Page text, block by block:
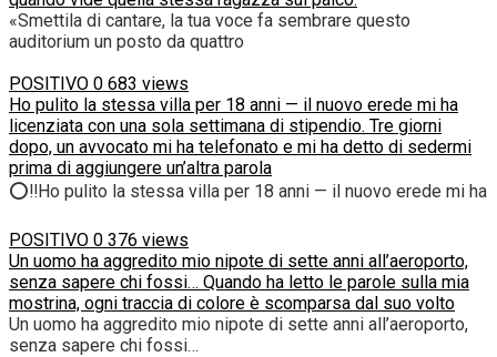
«Smettila di cantare, la tua voce fa sembrare questo
auditorium un posto da quattro
POSITIVO 0 683 views
Ho pulito la stessa villa per 18 anni — il nuovo erede mi ha
licenziata con una sola settimana di stipendio. Tre giorni
dopo, un avvocato mi ha telefonato e mi ha detto di sedermi
prima di aggiungere un’altra parola
⭕‼️Ho pulito la stessa villa per 18 anni — il nuovo erede mi ha
POSITIVO 0 376 views
Un uomo ha aggredito mio nipote di sette anni all’aeroporto,
senza sapere chi fossi… Quando ha letto le parole sulla mia
mostrina, ogni traccia di colore è scomparsa dal suo volto
Un uomo ha aggredito mio nipote di sette anni all’aeroporto,
senza sapere chi fossi…